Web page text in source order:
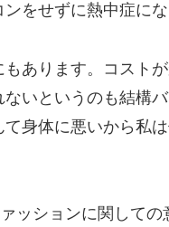
ンをせずに熱中症に
あります。コスト
ないというのも結構
て身体に悪いから私
ッションに関して